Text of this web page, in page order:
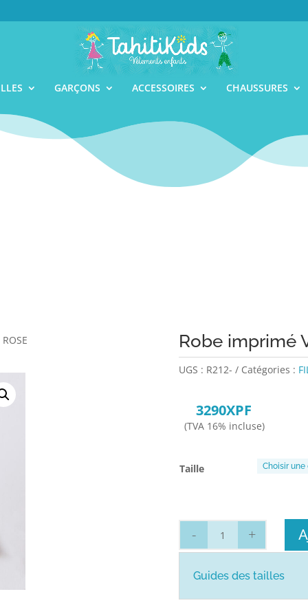
GARÇONS ACCESSOIRES CHAUSSURES
Robe imprimé
UGS : R212- Catégories :
3290XPF
(TVA 16% incluse)
Taille
imprimé
Guides des tailles